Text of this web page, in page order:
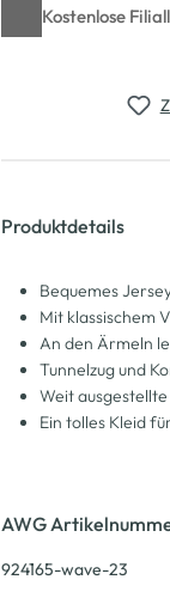
Kostenlose
Produktdetails
Bequemes
Mit klassischem
An den Ärmeln
Tunnelzug und
Weit
Ein tolles Kleid
AWG
924165-wave-23